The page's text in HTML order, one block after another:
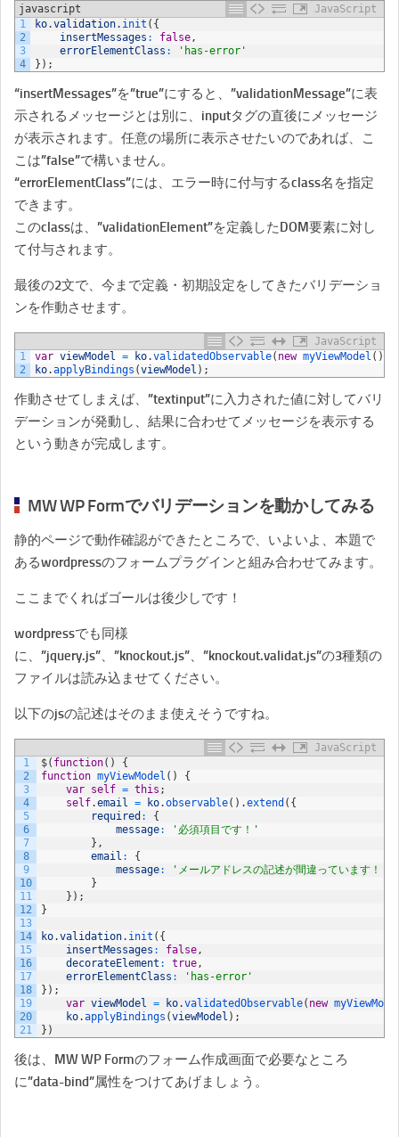
javascript
JavaScript
1
2
3
4
ko.validation. init ( {
insertMessages : false,
errorElementClass :
'has-error'
} ) ;
“insertMessages”を”true”にすると、”validationMessage”に表
示されるメッセージとは別に、inputタグの直後にメッセージ
が表示されます。任意の場所に表示させたいのであれば、こ
こは”false”で構いません。
“errorElementClass”には、エラー時に付与するclass名を指定
できます。
このclassは、”validationElement”を定義したDOM要素に対し
て付与されます。
最後の2文で、今まで定義・初期設定をしてきたバリデーショ
ンを作動させます。
JavaScript
1
2
var viewModel = ko.validatedObservable( new myViewModel ( )
ko.applyBindings (viewModel ) ;
作動させてしまえば、”textinput”に入力された値に対してバリ
デーションが発動し、結果に合わせてメッセージを表示する
という動きが完成します。
MW WP Formでバリデーションを動かしてみる
静的ページで動作確認ができたところで、いよいよ、本題で
あるwordpressのフォームプラグインと組み合わせてみます。
ここまでくればゴールは後少しです！
wordpressでも同様
に、”jquery.js”、”knockout.js”、”knockout.validat.js”の3種類の
ファイルは読み込ませてください。
以下のjsの記述はそのまま使えそうですね。
JavaScript
1
2
3
4
5
6
7
8
9
10
11
12
13
14
15
16
17
18
19
20
21
$( function( )
{
function myViewModel ( )
{
var self = this ;
self.email = ko.observable( ) .extend ( {
required :
{
message:
'必須項目です！'
} ,
email :
{
message:
'メールアドレスの記述が間違っています！'
}
} ) ;
}
ko.validation. init ( {
insertMessages : false,
decorateElement : true,
errorElementClass :
'has-error'
} ) ;
var viewModel = ko.validatedObservable( new
ko.applyBindings (viewModel ) ;
} )
後は、MW WP Formのフォーム作成画面で必要なところ
に”data-bind”属性をつけてあげましょう。